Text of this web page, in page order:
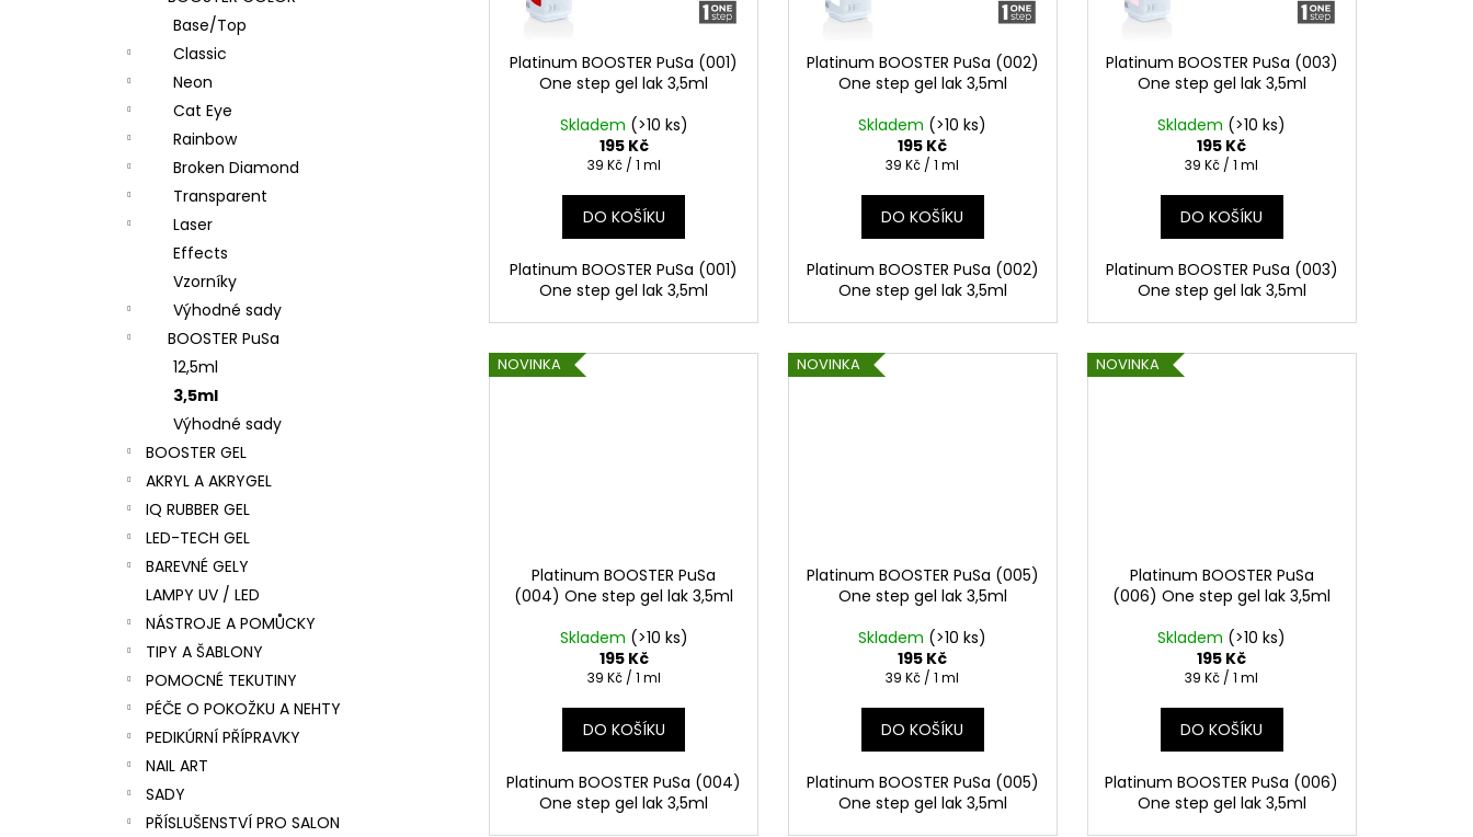
Base/Top
Classic
Neon
Cat Eye
Rainbow
Broken Diamond
Transparent
Laser
Effects
Vzorníky
Výhodné sady
BOOSTER PuSa
12,5ml
3,5ml
Výhodné sady
BOOSTER GEL
AKRYL A AKRYGEL
IQ RUBBER GEL
LED-TECH GEL
BAREVNÉ GELY
LAMPY UV / LED
NÁSTROJE A POMŮCKY
TIPY A ŠABLONY
POMOCNÉ TEKUTINY
PÉČE O POKOŽKU A NEHTY
PEDIKÚRNÍ PŘÍPRAVKY
NAIL ART
SADY
PŘÍSLUŠENSTVÍ PRO SALON
Platinum BOOSTER PuSa (001)
One step gel lak 3,5ml
Skladem (>10 ks)
195 Kč
Měrná
39 Kč / 1 ml
DO KOŠÍKU
Platinum BOOSTER PuSa (001)
One step gel lak 3,5ml
Platinum BOOSTER PuSa (002)
One step gel lak 3,5ml
Skladem (>10 ks)
195 Kč
Měrná
39 Kč / 1 ml
DO KOŠÍKU
Platinum BOOSTER PuSa (002)
One step gel lak 3,5ml
Platinum BOOSTER PuSa (003)
One step gel lak 3,5ml
Skladem (>10 ks)
195 Kč
Měrná
39 Kč / 1 ml
DO KOŠÍKU
Platinum BOOSTER PuSa (003)
One step gel lak 3,5ml
NOVINKA
Platinum BOOSTER PuSa
(004) One step gel lak 3,5ml
Skladem (>10 ks)
195 Kč
Měrná
39 Kč / 1 ml
DO KOŠÍKU
Platinum BOOSTER PuSa (004)
One step gel lak 3,5ml
NOVINKA
Platinum BOOSTER PuSa (005)
One step gel lak 3,5ml
Skladem (>10 ks)
195 Kč
Měrná
39 Kč / 1 ml
DO KOŠÍKU
Platinum BOOSTER PuSa (005)
One step gel lak 3,5ml
NOVINKA
Platinum BOOSTER PuSa
(006) One step gel lak 3,5ml
Skladem (>10 ks)
195 Kč
Měrná
39 Kč / 1 ml
DO KOŠÍKU
Platinum BOOSTER PuSa (006)
One step gel lak 3,5ml